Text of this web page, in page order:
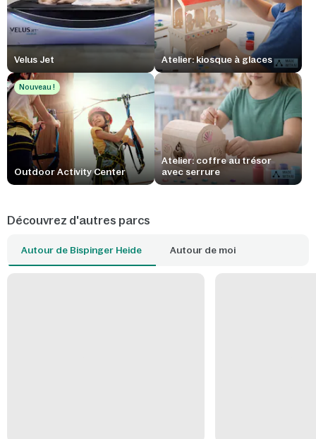
Velus Jet Atelier: kiosque à glaces
Nouveau !
Outdoor Activity Center
Atelier: coffre au trésor
avec serrure
Découvrez d'autres parcs
Autour de Bispinger Heide Autour de moi